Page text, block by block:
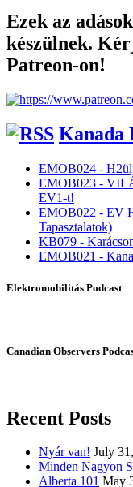
Ezek az
készülnek.
Patreon-on!
Kanada
EMOB024 -
EMOB023 -
EV1-t!
EMOB022 - EV
Tapasztalatok)
KB079 -
EMOB021 -
Elektromobilitás Podcast
Canadian Observers
Recent Posts
Nyár van! July
Minden Nagyon
Alberta 101 May